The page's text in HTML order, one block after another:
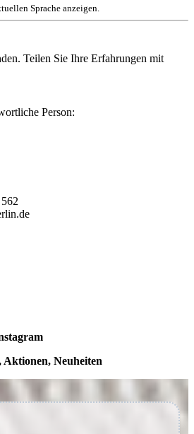
Sprache anzeigen.
Teilen Sie Ihre Erfahrungen mit
Person:
Aktionen, Neuheiten